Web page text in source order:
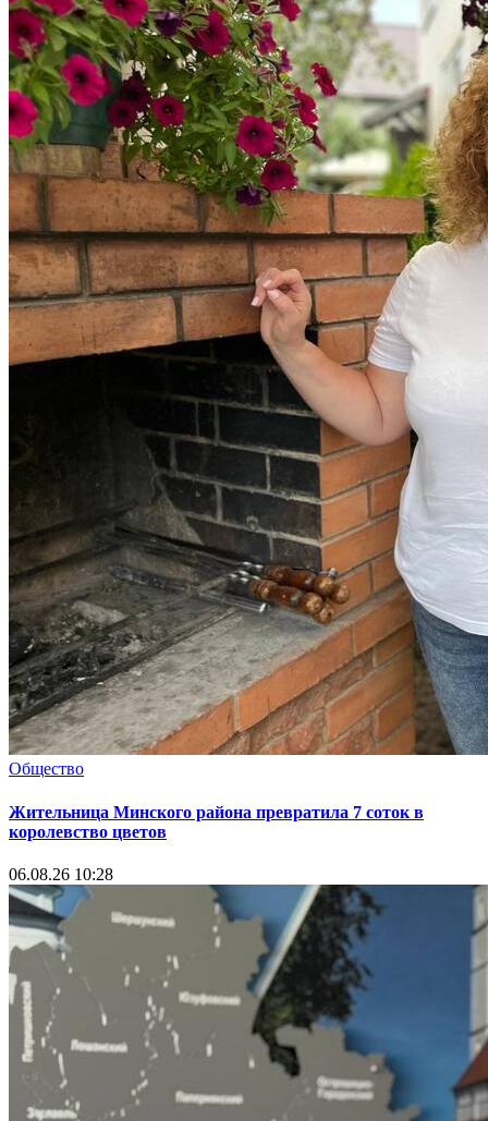
Общество
Жительница Минского района превратила 7 соток в
королевство цветов
06.08.26 10:28